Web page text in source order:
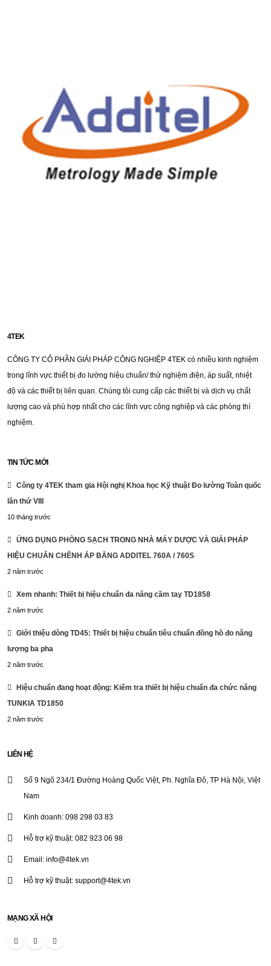
4TEK
CÔNG TY CỔ PHẦN GIẢI PHÁP CÔNG NGHIỆP 4TEK có nhiều kinh nghiệm
trong lĩnh vực thiết bị đo lường hiệu chuẩn/ thử nghiệm điện, áp suất, nhiệt
độ và các thiết bị liên quan. Chúng tôi cung cấp các thiết bị và dịch vụ chất
lượng cao và phù hợp nhất cho các lĩnh vực công nghiệp và các phòng thí
nghiệm.
TIN TỨC MỚI
Công ty 4TEK tham gia Hội nghị Khoa học Kỹ thuật Đo lường Toàn quốc
lần thứ VIII
10 tháng trước
ỨNG DỤNG PHÒNG SẠCH TRONG NHÀ MÁY DƯỢC VÀ GIẢI PHÁP
HIỆU CHUẨN CHÊNH ÁP BẰNG ADDITEL 760A / 760S
2 năm trước
Xem nhanh: Thiết bị hiệu chuẩn đa năng cầm tay TD1858
2 năm trước
Giới thiệu dòng TD45: Thiết bị hiệu chuẩn tiêu chuẩn đồng hồ đo năng
lượng ba pha
2 năm trước
Hiệu chuẩn đang hoạt động: Kiểm tra thiết bị hiệu chuẩn đa chức năng
TUNKIA TD1850
2 năm trước
LIÊN HỆ
Số 9 Ngõ 234/1 Đường Hoàng Quốc Việt, Ph. Nghĩa Đô, TP Hà Nội, Việt
Nam
Kinh doanh: 098 298 03 83
Hỗ trợ kỹ thuật: 082 923 06 98
Email: info@4tek.vn
Hỗ trợ kỹ thuật: support@4tek.vn
MẠNG XÃ HỘI